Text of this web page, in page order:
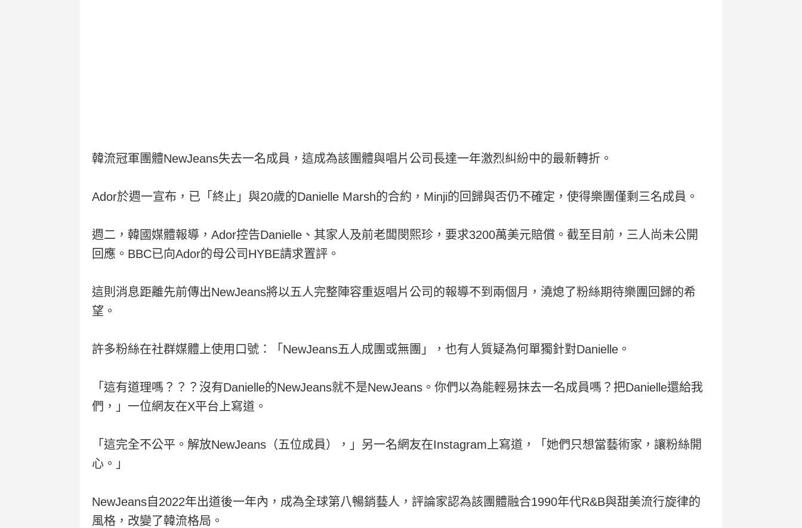
韓流冠軍團體NewJeans失去一名成員，這成為該團體與唱片公司長達一年激烈糾紛中的最新轉折。
Ador於週一宣布，已「終止」與20歲的Danielle Marsh的合約，Minji的回歸與否仍不確定，使得樂團僅剩三名成員。
週二，韓國媒體報導，Ador控告Danielle、其家人及前老闆閔熙珍，要求3200萬美元賠償。截至目前，三人尚未公開
回應。BBC已向Ador的母公司HYBE請求置評。
這則消息距離先前傳出NewJeans將以五人完整陣容重返唱片公司的報導不到兩個月，澆熄了粉絲期待樂團回歸的希
望。
許多粉絲在社群媒體上使用口號：「NewJeans五人成團或無團」，也有人質疑為何單獨針對Danielle。
「這有道理嗎？？？沒有Danielle的NewJeans就不是NewJeans。你們以為能輕易抹去一名成員嗎？把Danielle還給我
們，」一位網友在X平台上寫道。
「這完全不公平。解放NewJeans（五位成員），」另一名網友在Instagram上寫道，「她們只想當藝術家，讓粉絲開
心。」
NewJeans自2022年出道後一年內，成為全球第八暢銷藝人，評論家認為該團體融合1990年代R&B與甜美流行旋律的
風格，改變了韓流格局。